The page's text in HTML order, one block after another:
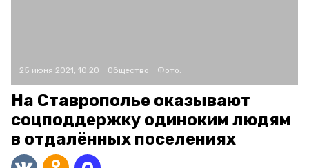
25 июня 2021, 10:20 Общество Фото:
На Ставрополье оказывают
соцподдержку одиноким людям
в отдалённых поселениях